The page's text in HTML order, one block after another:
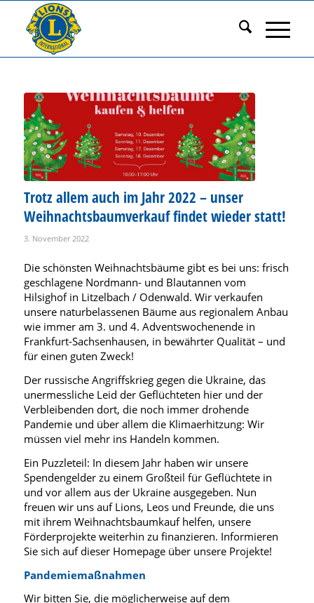
Trotz allem auch im Jahr 2022 – unser
Weihnachtsbaumverkauf findet wieder statt!
3. November 2022
Die schönsten Weihnachtsbäume gibt es bei uns: frisch
geschlagene Nordmann- und Blautannen vom
Hilsighof in Litzelbach / Odenwald. Wir verkaufen
unsere naturbelassenen Bäume aus regionalem Anbau
wie immer am 3. und 4. Adventswochenende in
Frankfurt-Sachsenhausen, in bewährter Qualität – und
für einen guten Zweck!
Der russische Angriffskrieg gegen die Ukraine, das
unermessliche Leid der Geflüchteten hier und der
Verbleibenden dort, die noch immer drohende
Pandemie und über allem die Klimaerhitzung: Wir
müssen viel mehr ins Handeln kommen.
Ein Puzzleteil: In diesem Jahr haben wir unsere
Spendengelder zu einem Großteil für Geflüchtete in
und vor allem aus der Ukraine ausgegeben. Nun
freuen wir uns auf Lions, Leos und Freunde, die uns
mit ihrem Weihnachtsbaumkauf helfen, unsere
Förderprojekte weiterhin zu finanzieren. Informieren
Sie sich auf dieser Homepage über unsere Projekte!
Pandemiemaßnahmen
Wir bitten Sie, die möglicherweise auf dem